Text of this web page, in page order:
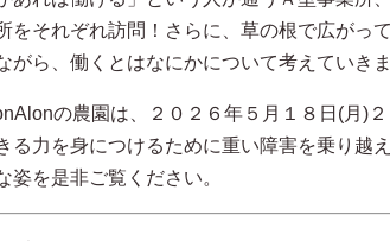
をそれぞれ訪問！さらに、草の根で広がっ
がら、働くとはなにかについて考えていきま
の農園は、２０２６年５月１８日(月)
る力を身につけるために重い障害を乗り越
姿を是非ご覧ください。
式会社石毛企画 石毛宏典 美術家 中津川